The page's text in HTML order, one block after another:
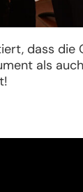
dass
als